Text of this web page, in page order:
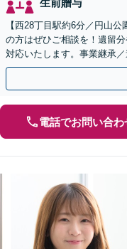
【西28丁目駅約6分／円山
の方はぜひご相談を！遺留
対応いたします。事業継承
家族信託の手続き
電話でお問い合わ